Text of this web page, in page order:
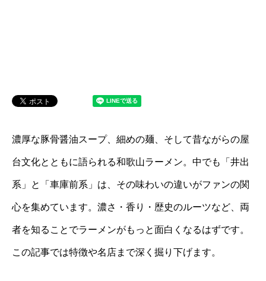
濃厚な豚骨醤油スープ、細めの麺、そして昔ながらの屋
台文化とともに語られる和歌山ラーメン。中でも「井出
系」と「車庫前系」は、その味わいの違いがファンの関
心を集めています。濃さ・香り・歴史のルーツなど、両
者を知ることでラーメンがもっと面白くなるはずです。
この記事では特徴や名店まで深く掘り下げます。